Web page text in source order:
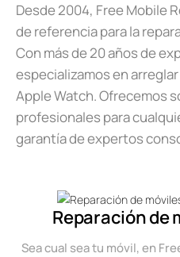
Desde 2004, Free Mobile
de referencia para la
Con más de 20 años de
especializamos en
Apple Watch. Ofrecemos
profesionales para
garantía de expertos
Reparación de
Sea cual sea tu móvil, en